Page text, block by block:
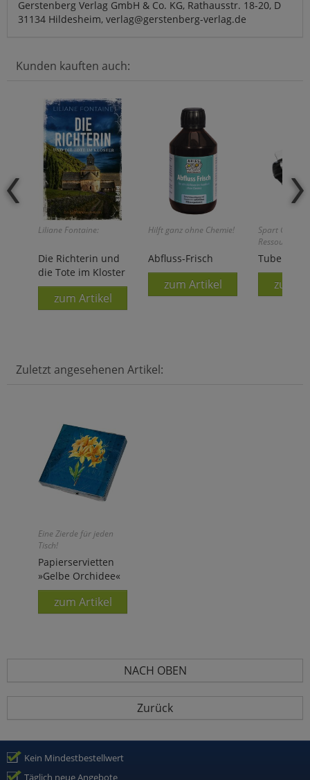
Gerstenberg Verlag GmbH & Co. KG, Rathausstr. 18-20, D
31134 Hildesheim, verlag@gerstenberg-verlag.de
Kunden kauften auch:
Liliane Fontaine:
Die Richterin und
die Tote im Kloster
zum Artikel
Hilft ganz ohne Chemie!
Abfluss-Frisch
zum Artikel
Spart Geld
Ressourcen!
zum
Zuletzt angesehenen Artikel:
Eine Zierde für jeden
Tisch!
Papierservietten
»Gelbe Orchidee«
zum Artikel
NACH OBEN
Zurück
Kein Mindestbestellwert
Täglich neue Angebote